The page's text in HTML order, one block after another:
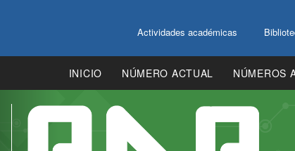
Actividades académicas
INICIO NÚMERO ACTUAL NÚMEROS